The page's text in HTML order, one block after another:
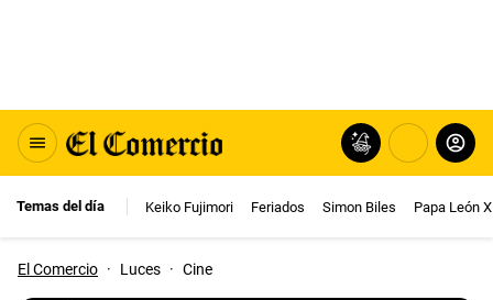
Temas del día Keiko Fujimori Feriados Simon Biles Papa León
El Comercio · Luces · Cine